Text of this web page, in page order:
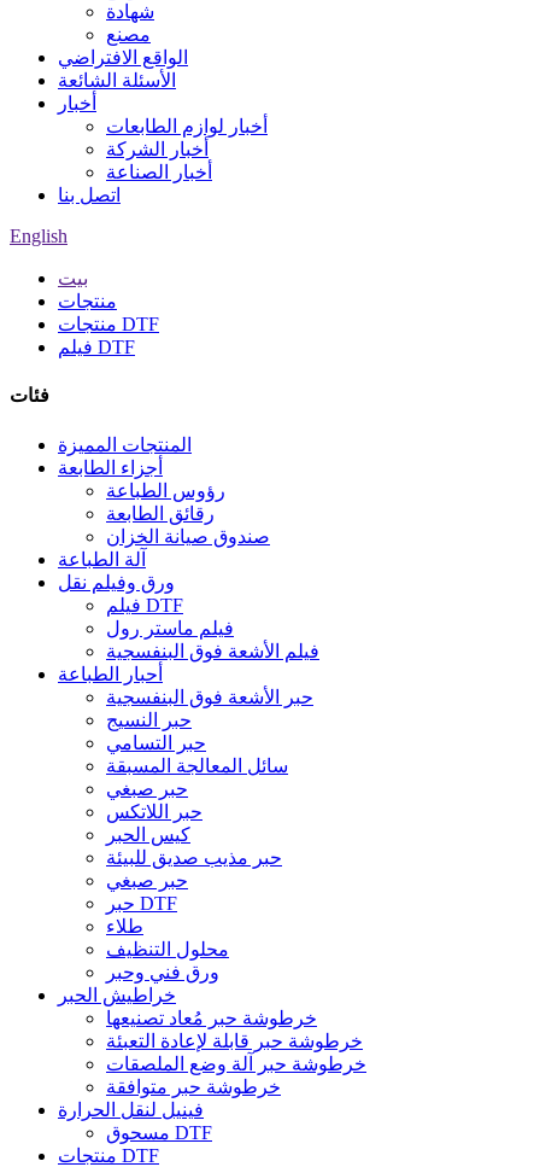
شهادة
مصنع
الواقع الافتراضي
الأسئلة الشائعة
أخبار
أخبار لوازم الطابعات
أخبار الشركة
أخبار الصناعة
اتصل بنا
English
بيت
منتجات
منتجات DTF
فيلم DTF
فئات
المنتجات المميزة
أجزاء الطابعة
رؤوس الطباعة
رقائق الطابعة
صندوق صيانة الخزان
آلة الطباعة
ورق وفيلم نقل
فيلم DTF
فيلم ماستر رول
فيلم الأشعة فوق البنفسجية
أحبار الطباعة
حبر الأشعة فوق البنفسجية
حبر النسيج
حبر التسامي
سائل المعالجة المسبقة
حبر صبغي
حبر اللاتكس
كيس الحبر
حبر مذيب صديق للبيئة
حبر صبغي
حبر DTF
طلاء
محلول التنظيف
ورق فني وحبر
خراطيش الحبر
خرطوشة حبر مُعاد تصنيعها
خرطوشة حبر قابلة لإعادة التعبئة
خرطوشة حبر آلة وضع الملصقات
خرطوشة حبر متوافقة
فينيل لنقل الحرارة
مسحوق DTF
منتجات DTF